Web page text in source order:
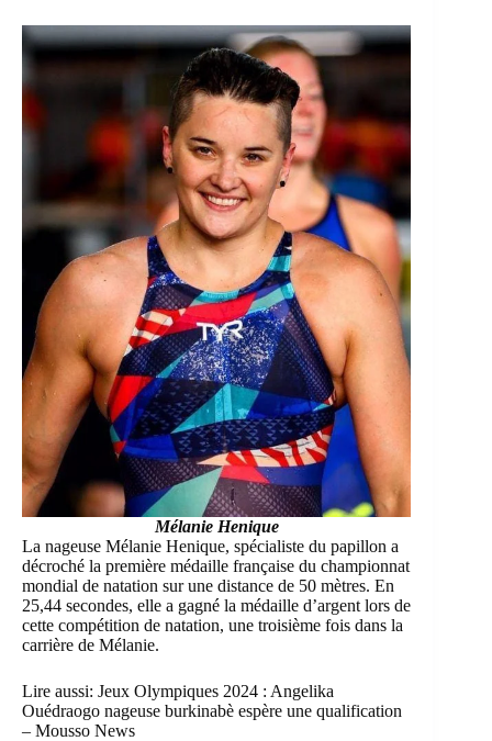
Mélanie Henique
La nageuse Mélanie Henique, spécialiste du papillon a
décroché la première médaille française du championnat
mondial de natation sur une distance de 50 mètres. En
25,44 secondes, elle a gagné la médaille d’argent lors de
cette compétition de natation, une troisième fois dans la
carrière de Mélanie.
Lire aussi: Jeux Olympiques 2024 : Angelika
Ouédraogo nageuse burkinabè espère une qualification
– Mousso News